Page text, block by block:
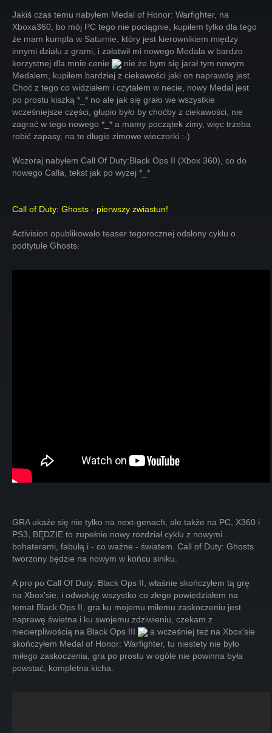
Jakiś czas temu nabyłem Medal of Honor: Warfighter, na
Xboxa360, bo mój PC tego nie pociągnie, kupiłem tylko dla tego
że mam kumpla w Saturnie, który jest kierownikiem między
innymi działu z grami, i załatwił mi nowego Medala w bardzo
korzystnej dla mnie cenie
nie że bym się jarał tym nowym
Medalem, kupiłem bardziej z ciekawości jaki on naprawdę jest.
Choć z tego co widziałem i czytałem w necie, nowy Medal jest
po prostu kiszką *_* no ale jak się grało we wszystkie
wcześniejsze części, głupio było by choćby z ciekawości, nie
zagrać w tego nowego *_* a mamy początek zimy, więc trzeba
robić zapasy, na te długie zimowe wieczorki :-)
Wczoraj nabyłem Call Of Duty:Black Ops II (Xbox 360), co do
nowego Calla, tekst jak po wyżej *_*
Call of Duty: Ghosts - pierwszy zwiastun!
Activision opublikowało teaser tegorocznej odsłony cyklu o
podtytule Ghosts.
GRA ukaże się nie tylko na next-genach, ale także na PC, X360 i
PS3, BĘDZIE to zupełnie nowy rozdział cyklu z nowymi
bohaterami, fabułą i - co ważne - światem. Call of Duty: Ghosts
tworzony będzie na nowym w końcu siniku.
A pro po Call Of Duty: Black Ops II, właśnie skończyłem tą grę
na Xbox'sie, i odwołuję wszystko co złego powiedziałem na
temat Black Ops II, gra ku mojemu miłemu zaskoczeniu jest
naprawę świetna i ku swojemu zdziwieniu, czekam z
niecierpliwością na Black Ops III
a wcześniej też na Xbox'sie
skończyłem Medal of Honor: Warfighter, tu niestety nie było
miłego zaskoczenia, gra po prostu w ogóle nie powinna była
powstać, kompletna kicha.